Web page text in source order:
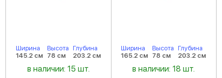
Ширина
145.2 см
Высота
78 см
Глубина
203.2 см
в наличии: 15 шт.
Ширина
165.2 см
Высота
78 см
Глубина
203.2 см
в наличии: 18 шт.